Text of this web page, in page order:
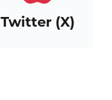
Twitter (X)